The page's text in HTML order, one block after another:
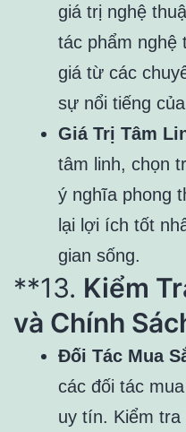
giá trị nghệ
tác phẩm nghệ
giá từ các
sự nổi tiếng
Giá Trị Tâm
tâm linh, chọn
ý nghĩa phong
lại lợi ích tốt
gian sống.
**13. Kiểm
và Chính
Đối Tác Mua
các đối tác
uy tín. Kiểm